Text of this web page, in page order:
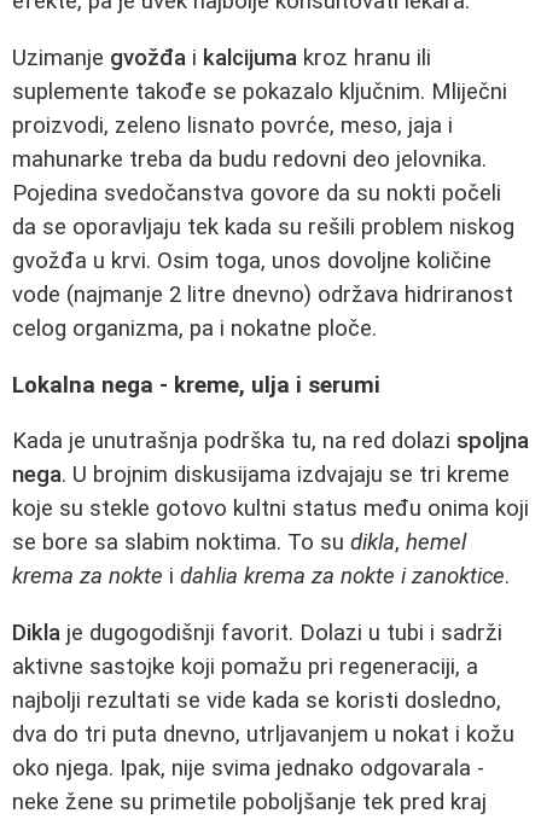
Uzimanje gvožđa i kalcijuma kroz hranu ili
suplemente takođe se pokazalo ključnim. Mliječni
proizvodi, zeleno lisnato povrće, meso, jaja i
mahunarke treba da budu redovni deo jelovnika.
Pojedina svedočanstva govore da su nokti počeli
da se oporavljaju tek kada su rešili problem niskog
gvožđa u krvi. Osim toga, unos dovoljne količine
vode (najmanje 2 litre dnevno) održava hidriranost
celog organizma, pa i nokatne ploče.
Lokalna nega - kreme, ulja i serumi
Kada je unutrašnja podrška tu, na red dolazi spoljna
nega. U brojnim diskusijama izdvajaju se tri kreme
koje su stekle gotovo kultni status među onima koji
se bore sa slabim noktima. To su dikla, hemel
krema za nokte i dahlia krema za nokte i zanoktice.
Dikla je dugogodišnji favorit. Dolazi u tubi i sadrži
aktivne sastojke koji pomažu pri regeneraciji, a
najbolji rezultati se vide kada se koristi dosledno,
dva do tri puta dnevno, utrljavanjem u nokat i kožu
oko njega. Ipak, nije svima jednako odgovarala -
neke žene su primetile poboljšanje tek pred kraj